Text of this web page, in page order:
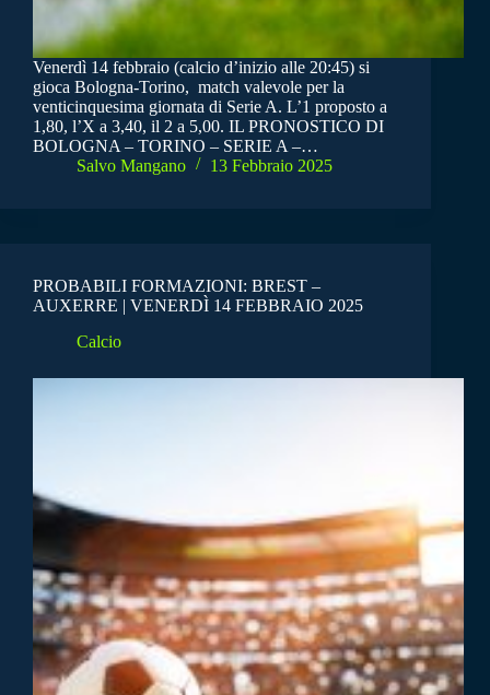
Venerdì 14 febbraio (calcio d’inizio alle 20:45) si
gioca Bologna-Torino, match valevole per la
venticinquesima giornata di Serie A. L’1 proposto a
1,80, l’X a 3,40, il 2 a 5,00. IL PRONOSTICO DI
BOLOGNA – TORINO – SERIE A –…
Salvo Mangano
13 Febbraio 2025
PROBABILI FORMAZIONI: BREST –
AUXERRE | VENERDÌ 14 FEBBRAIO 2025
Calcio